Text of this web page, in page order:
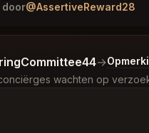
door@AssertiveReward28
→
wachten op
je wilt.